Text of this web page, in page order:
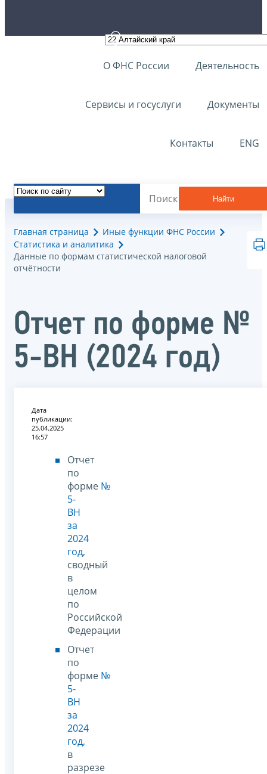
О ФНС России Деятельность
Сервисы и госуслуги Документы
Контакты ENG
Найти
Главная страница
Иные функции ФНС России
Статистика и аналитика
Данные по формам статистической налоговой
отчётности
Отчет по форме №
5-ВН (2024 год)
Дата
публикации:
25.04.2025
16:57
Отчет
по
форме №
5-
ВН
за
2024
год,
сводный
в
целом
по
Российской
Федерации
Отчет
по
форме №
5-
ВН
за
2024
год,
в
разрезе